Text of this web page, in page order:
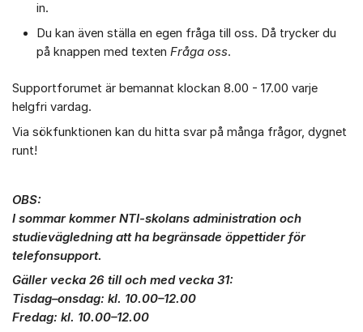
in.
Du kan även ställa en egen fråga till oss. Då trycker du
på knappen med texten Fråga oss.
Supportforumet är bemannat klockan 8.00 - 17.00 varje
helgfri vardag.
Via sökfunktionen kan du hitta svar på många frågor, dygnet
runt!
OBS:
I sommar kommer NTI-skolans administration och
studievägledning att ha begränsade öppettider för
telefonsupport.
Gäller vecka 26 till och med vecka 31:
Tisdag–onsdag: kl. 10.00–12.00
Fredag: kl. 10.00–12.00